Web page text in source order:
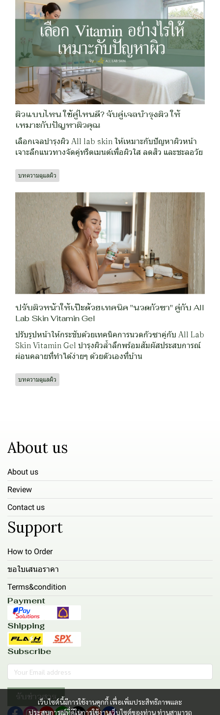
ผิวแบบไหน ใช้คู่ไหนดี? จับคู่เจลบำรุงผิว ให้
เหมาะกับปัญหาผิวคุณ
เลือกเจลบำรุงผิว All lab skin ให้เหมาะกับปัญหาผิวหน้า
เจาะลึกแนวทางจัดคู่ทรีตเมนต์เพื่อผิวใส ลดสิว และชะลอวัย
บทความดูแลผิว
ปรับผิวหน้าให้เป๊ะด้วยเทคนิค "นวดกัวซา" คู่กับ All
Lab Skin Vitamin Gel
ปรับรูปหน้าให้กระชับด้วยเทคนิคการนวดกัวซาคู่กับ All Lab
Skin Vitamin Gel บำรุงผิวล้ำลึกพร้อมสัมผัสประสบการณ์
ผ่อนคลายที่ทำได้ง่ายๆ ด้วยตัวเองที่บ้าน
บทความดูแลผิว
เว็บไซต์นี้มีการใช้งานคุกกี้ เพื่อเพิ่มประสิทธิภาพและ
ประสบการณ์ที่ดีในการใช้งานเว็บไซต์ของท่าน ท่านสามารถ
About us
About us
Review
Contact us
Support
How to Order
ขอใบเสนอราคา
Terms&condition
Payment
Shipping
Subscribe
รับข่าวสาร